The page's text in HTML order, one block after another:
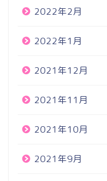
2022年2月
2022年1月
2021年12月
2021年11月
2021年10月
2021年9月